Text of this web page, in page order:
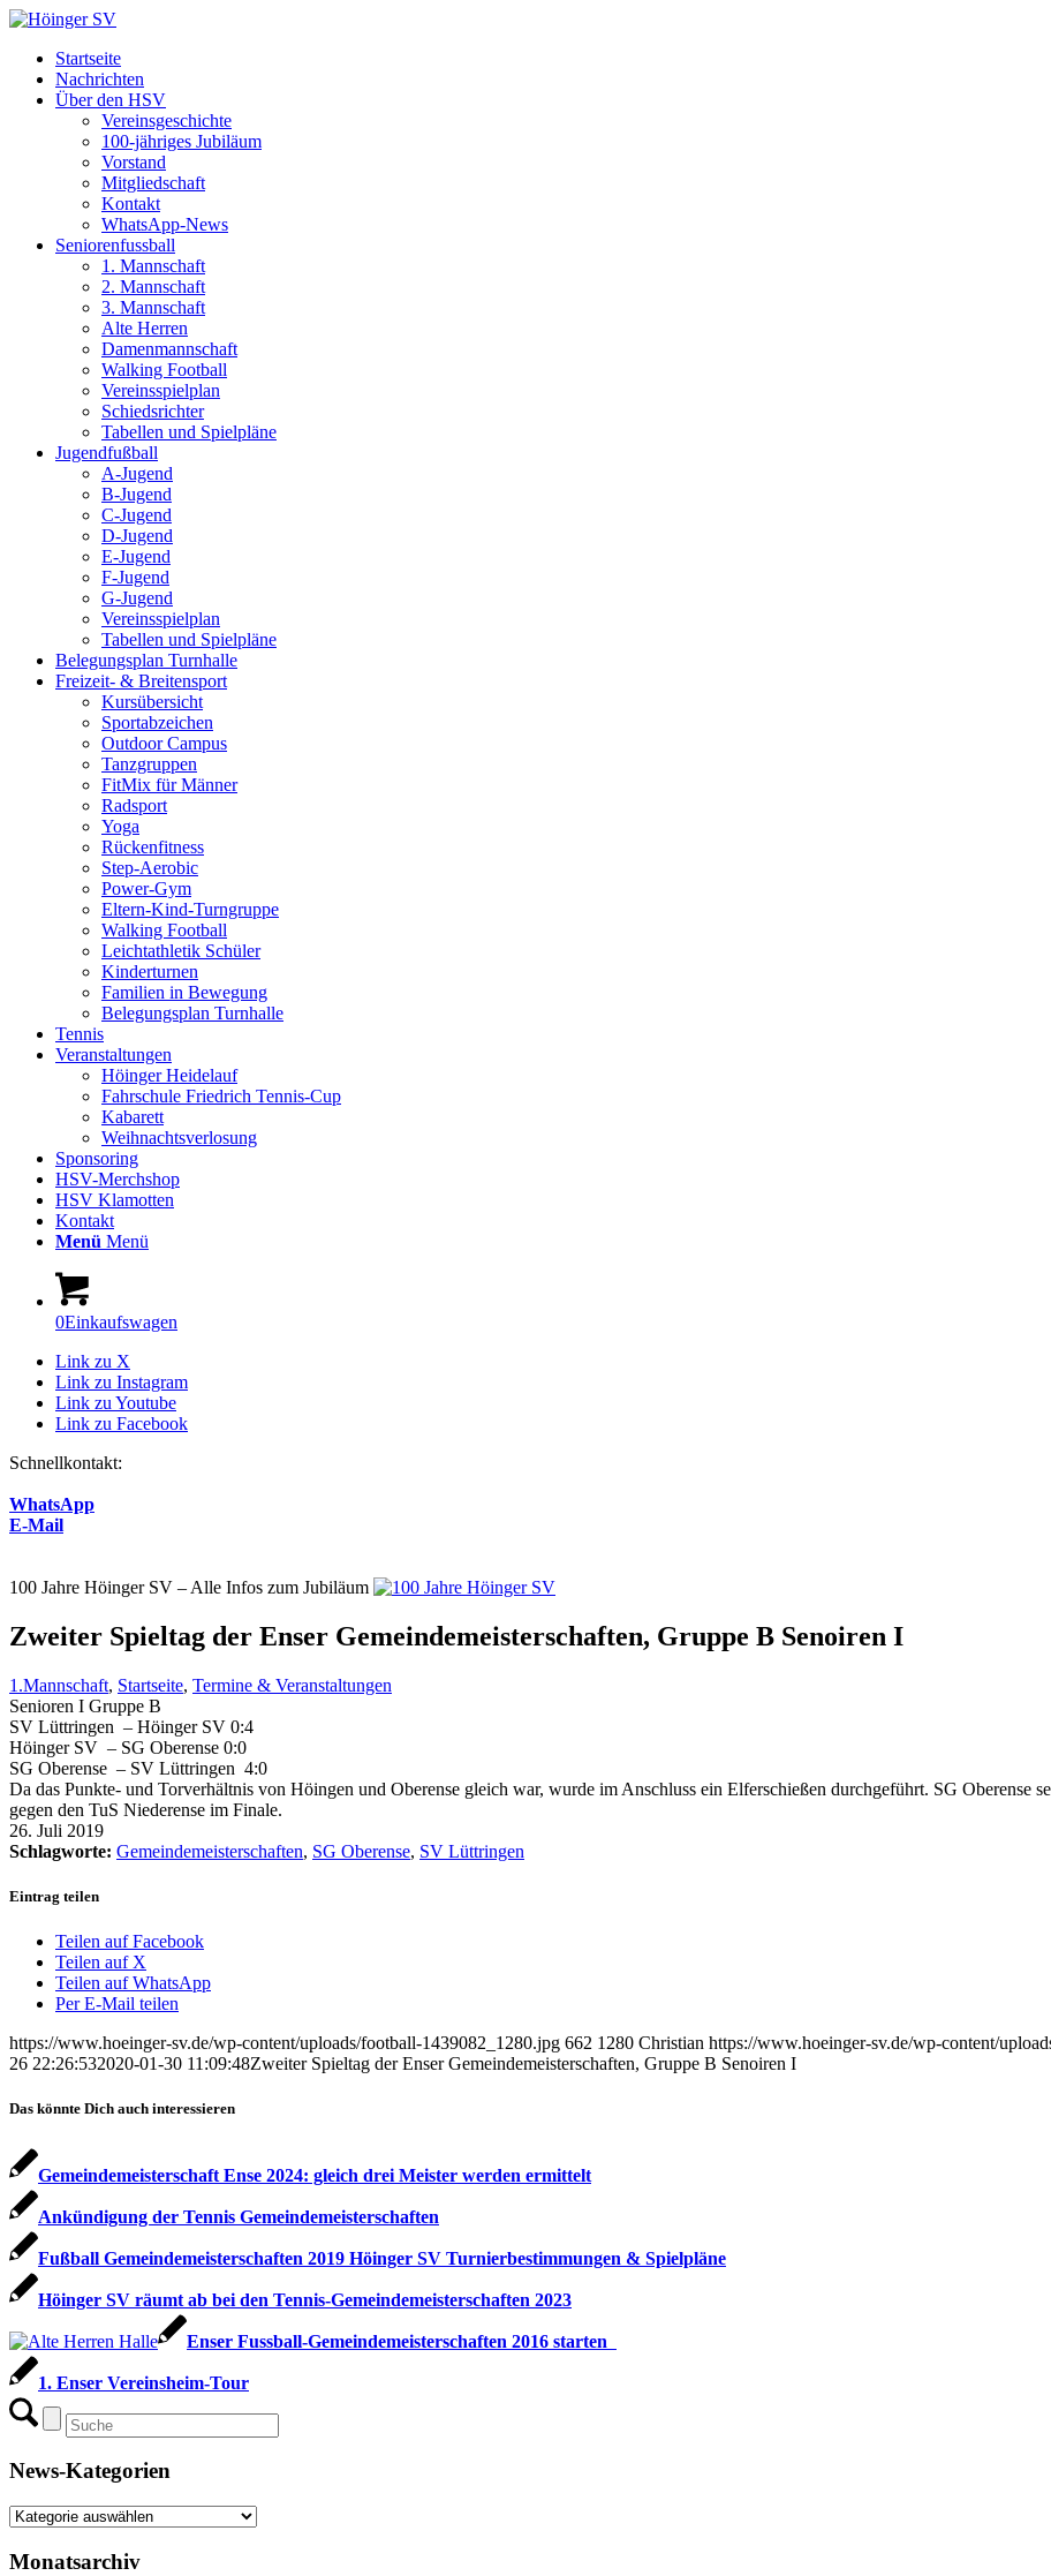
Startseite
Nachrichten
Über den HSV
Vereinsgeschichte
100-jähriges Jubiläum
Vorstand
Mitgliedschaft
Kontakt
WhatsApp-News
Seniorenfussball
1. Mannschaft
2. Mannschaft
3. Mannschaft
Alte Herren
Damenmannschaft
Walking Football
Vereinsspielplan
Schiedsrichter
Tabellen und Spielpläne
Jugendfußball
A-Jugend
B-Jugend
C-Jugend
D-Jugend
E-Jugend
F-Jugend
G-Jugend
Vereinsspielplan
Tabellen und Spielpläne
Belegungsplan Turnhalle
Freizeit- & Breitensport
Kursübersicht
Sportabzeichen
Outdoor Campus
Tanzgruppen
FitMix für Männer
Radsport
Yoga
Rückenfitness
Step-Aerobic
Power-Gym
Eltern-Kind-Turngruppe
Walking Football
Leichtathletik Schüler
Kinderturnen
Familien in Bewegung
Belegungsplan Turnhalle
Tennis
Veranstaltungen
Höinger Heidelauf
Fahrschule Friedrich Tennis-Cup
Kabarett
Weihnachtsverlosung
Sponsoring
HSV-Merchshop
HSV Klamotten
Kontakt
Menü Menü
0Einkaufswagen
Link zu X
Link zu Instagram
Link zu Youtube
Link zu Facebook
Schnellkontakt:
WhatsApp
E-Mail
100 Jahre Höinger SV – Alle Infos zum Jubiläum
Zweiter Spieltag der Enser Gemeindemeisterschaften, Gruppe B Senoiren I
1.Mannschaft, Startseite, Termine & Veranstaltungen
Senioren I Gruppe B
SV Lüttringen – Höinger SV 0:4
Höinger SV – SG Oberense 0:0
SG Oberense – SV Lüttringen 4:0
Da das Punkte- und Torverhältnis von Höingen und Oberense gleich war, wurde im Anschluss ein Elferschießen durchgeführt. SG Oberense
gegen den TuS Niederense im Finale.
26. Juli 2019
Schlagworte: Gemeindemeisterschaften, SG Oberense, SV Lüttringen
Eintrag teilen
Teilen auf Facebook
Teilen auf X
Teilen auf WhatsApp
Per E-Mail teilen
https://www.hoeinger-sv.de/wp-content/uploads/football-1439082_1280.jpg 662 1280 Christian https://www.hoeinger-sv.de/wp-content/
26 22:26:532020-01-30 11:09:48Zweiter Spieltag der Enser Gemeindemeisterschaften, Gruppe B Senoiren I
Das könnte Dich auch interessieren
Gemeindemeisterschaft Ense 2024: gleich drei Meister werden ermittelt
Ankündigung der Tennis Gemeindemeisterschaften
Fußball Gemeindemeisterschaften 2019 Höinger SV Turnierbestimmungen & Spielpläne
Höinger SV räumt ab bei den Tennis-Gemeindemeisterschaften 2023
Enser Fussball-Gemeindemeisterschaften 2016 starten
1. Enser Vereinsheim-Tour
News-Kategorien
News-
Monatsarchiv